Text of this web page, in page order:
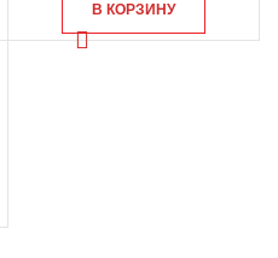
В КОРЗИНУ